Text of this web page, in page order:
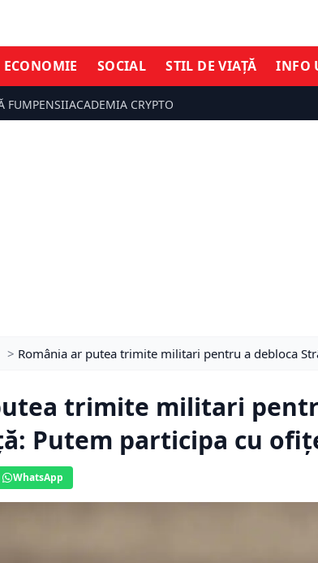
ECONOMIE SOCIAL STIL DE VIAȚĂ INFO
FUMPENSIIACADEMIA CRYPTO
> România ar putea trimite militari pentru a debloca
trimite militari
Putem participa cu
WhatsApp